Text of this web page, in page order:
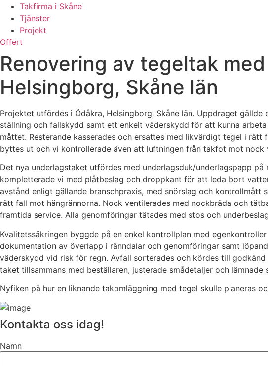
Takfirma i Skåne
Tjänster
Projekt
Offert
Renovering av tegeltak
Helsingborg, Skåne län
Projektet utfördes i Ödåkra, Helsingborg, Skåne län. Uppdraget
ställning och fallskydd samt ett enkelt väderskydd för att kunna
måttet. Resterande kasserades och ersattes med likvärdigt tegel i
byttes ut och vi kontrollerade även att luftningen från takfot mot nock
Det nya underlagstaket utfördes med underlagsduk/underlagspapp
kompletterade vi med plåtbeslag och droppkant för att leda bort
avstånd enligt gällande branschpraxis, med snörslag och
rätt fall mot hängrännorna. Nock ventilerades med nockbräda och
framtida service. Alla genomföringar tätades med stos och
Kvalitetssäkringen byggde på en enkel kontrollplan med
dokumentation av överlapp i ränndalar och genomföringar samt
väderskydd vid risk för regn. Avfall sorterades och kördes till
taket tillsammans med beställaren, justerade smådetaljer och
Nyfiken på hur en liknande takomläggning med tegel skulle planeras
Kontakta oss idag!
Namn